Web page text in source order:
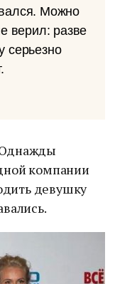
Можно
верил: разве
серьезно
Однажды
компании
девушку